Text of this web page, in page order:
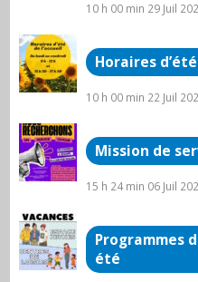
10 h 00 min 29 Juil
Horaires
10 h 00 min 22 Juil
Mission de
15 h 24 min 06 Juil
Programmes
été